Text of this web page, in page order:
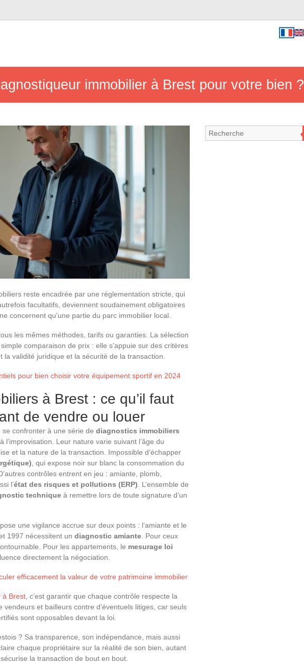
immobilier à Brest pour votre bien ?
reste encadrée par une réglementation stricte, qui
facultatifs, deviennent soudainement obligatoires
concernent qu’une partie du parc immobilier local.
les mêmes méthodes, tarifs ou garanties. La sélection
comparaison de prix : elle s’appuie sur des critères
validité juridique et la sécurité de la transaction.
pour bien choisir votre équipement sportif en 2024
à Brest : ce qu’il faut
de vendre ou louer
confronter à une série de diagnostics immobiliers
l’improvisation. Leur nature varie suivant l’âge du
et la nature de la transaction. Impossible d’échapper
, qui expose noir sur blanc la consommation du
contrôles entrent en jeu : amiante, plomb,
l’état des risques et pollutions (ERP) . L’ensemble de
technique à remettre lors de toute signature d’un
une vigilance accrue sur deux points : l’amiante et le
1997 nécessitent un diagnostic amiante . Pour ceux
Pour les appartements, le mesurage loi
directement la négociation.
efficacement la valeur de votre patrimoine immobilier
à Brest , c’est garantir que chaque contrôle respecte la
et bailleurs contre d’éventuels litiges, car seuls
sont opposables devant la loi.
? Sa transparence, son indépendance, mais aussi
chaque propriétaire sur la réalité de son bien, autant
la transaction de bout en bout.